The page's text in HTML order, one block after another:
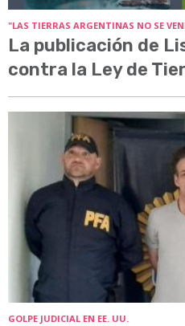
"LAS TIERRAS ARGENTINAS NO SE
La publicación de
contra la Ley de
GOLPE JUDICIAL EN EE. UU.